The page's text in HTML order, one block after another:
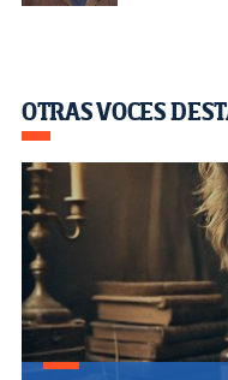
OTRAS VOCES